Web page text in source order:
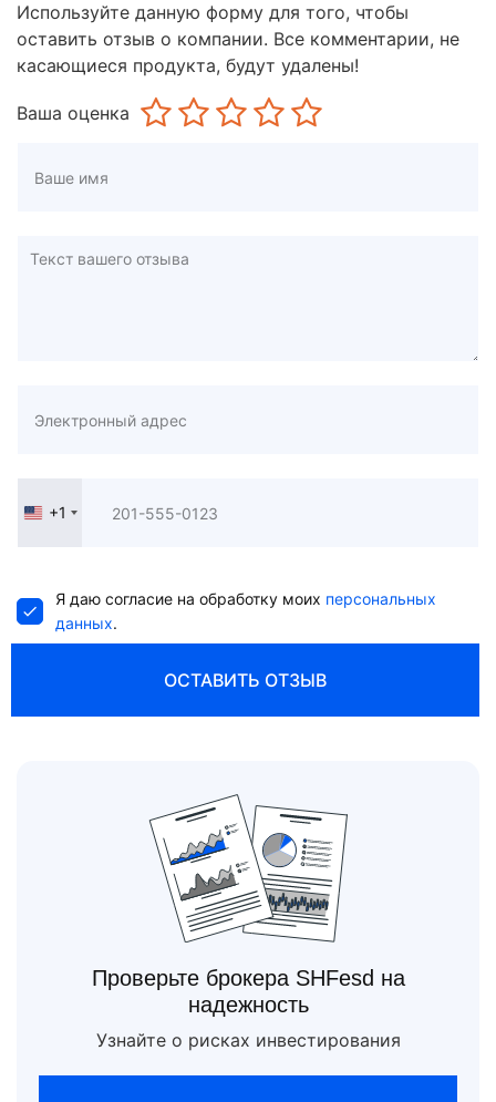
Используйте данную форму для того, чтобы
оставить отзыв о компании. Все комментарии, не
касающиеся продукта, будут удалены!
Ваша оценка
United
+1
Я даю согласие на обработку моих персональных
данных.
ОСТАВИТЬ ОТЗЫВ
Проверьте брокера SHFesd на
надежность
Узнайте о рисках инвестирования